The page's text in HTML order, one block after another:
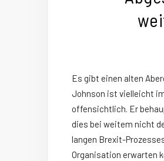
Es gibt einen alten
Johnson ist vielleicht
offensichtlich. Er
dies bei weitem nicht
langen Brexit-
Organisation erwarten